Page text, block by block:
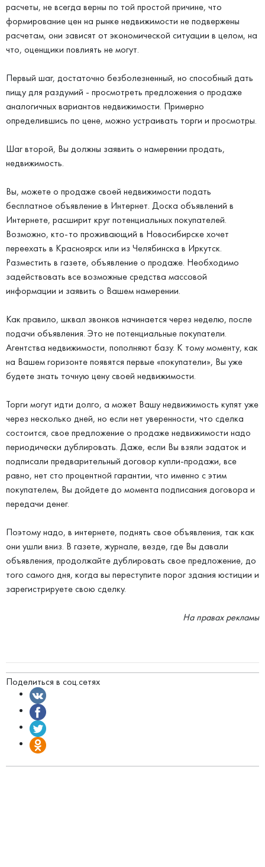
расчеты, не всегда верны по той простой причине, что
формирование цен на рынке недвижимости не подвержены
расчетам, они зависят от экономической ситуации в целом, на
что, оценщики повлиять не могут.
Первый шаг, достаточно безболезненный, но способный дать
пищу для раздумий - просмотреть предложения о продаже
аналогичных вариантов недвижимости. Примерно
определившись по цене, можно устраивать торги и просмотры.
Шаг второй, Вы должны заявить о намерении продать,
недвижимость.
Вы, можете о продаже своей недвижимости подать
бесплатное объявление в Интернет. Доска объявлений в
Интернете, расширит круг потенциальных покупателей.
Возможно, кто-то проживающий в Новосибирске хочет
переехать в Красноярск или из Челябинска в Иркутск.
Разместить в газете, объявление о продаже. Необходимо
задействовать все возможные средства массовой
информации и заявить о Вашем намерении.
Как правило, шквал звонков начинается через неделю, после
подачи объявления. Это не потенциальные покупатели.
Агентства недвижимости, пополняют базу. К тому моменту, как
на Вашем горизонте появятся первые «покупатели», Вы уже
будете знать точную цену своей недвижимости.
Торги могут идти долго, а может Вашу недвижимость купят уже
через несколько дней, но если нет уверенности, что сделка
состоится, свое предложение о продаже недвижимости надо
периодически дублировать. Даже, если Вы взяли задаток и
подписали предварительный договор купли-продажи, все
равно, нет сто процентной гарантии, что именно с этим
покупателем, Вы дойдете до момента подписания договора и
передачи денег.
Поэтому надо, в интернете, поднять свое объявления, так как
они ушли вниз. В газете, журнале, везде, где Вы давали
объявления, продолжайте дублировать свое предложение, до
того самого дня, когда вы переступите порог здания юстиции и
зарегистрируете свою сделку.
На правах рекламы
Поделиться в соц.сетях